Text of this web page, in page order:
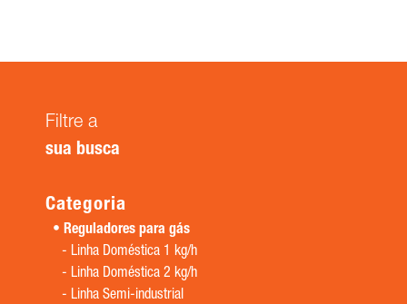
Filtre a
sua busca
Categoria
Reguladores para gás
- Linha Doméstica 1 kg/h
- Linha Doméstica 2 kg/h
- Linha Semi-industrial